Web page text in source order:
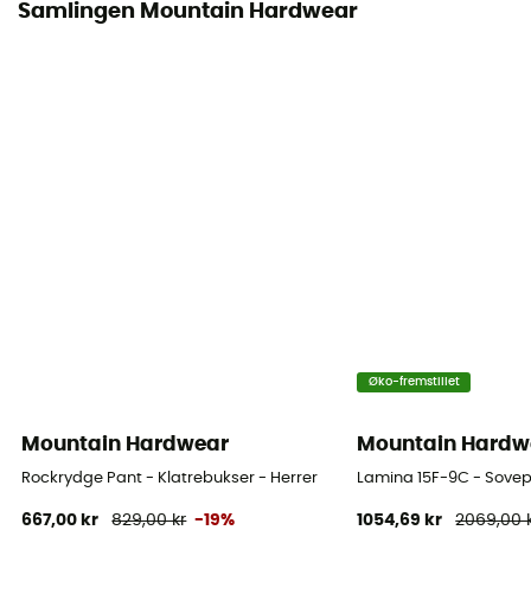
Samlingen Mountain Hardwear
Mountain Hardwear
Rockrydge Pant - Klatrebukser - Herrer
667,00 kr 829,00 kr -19%
Øko-fremstillet
Mountain
Lamina 15F-9C -
1054,69 kr 2069,00